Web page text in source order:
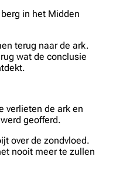
in het Midden
terug naar de ark.
wat de conclusie
verlieten de ark en
geofferd.
over de zondvloed.
nooit meer te zullen